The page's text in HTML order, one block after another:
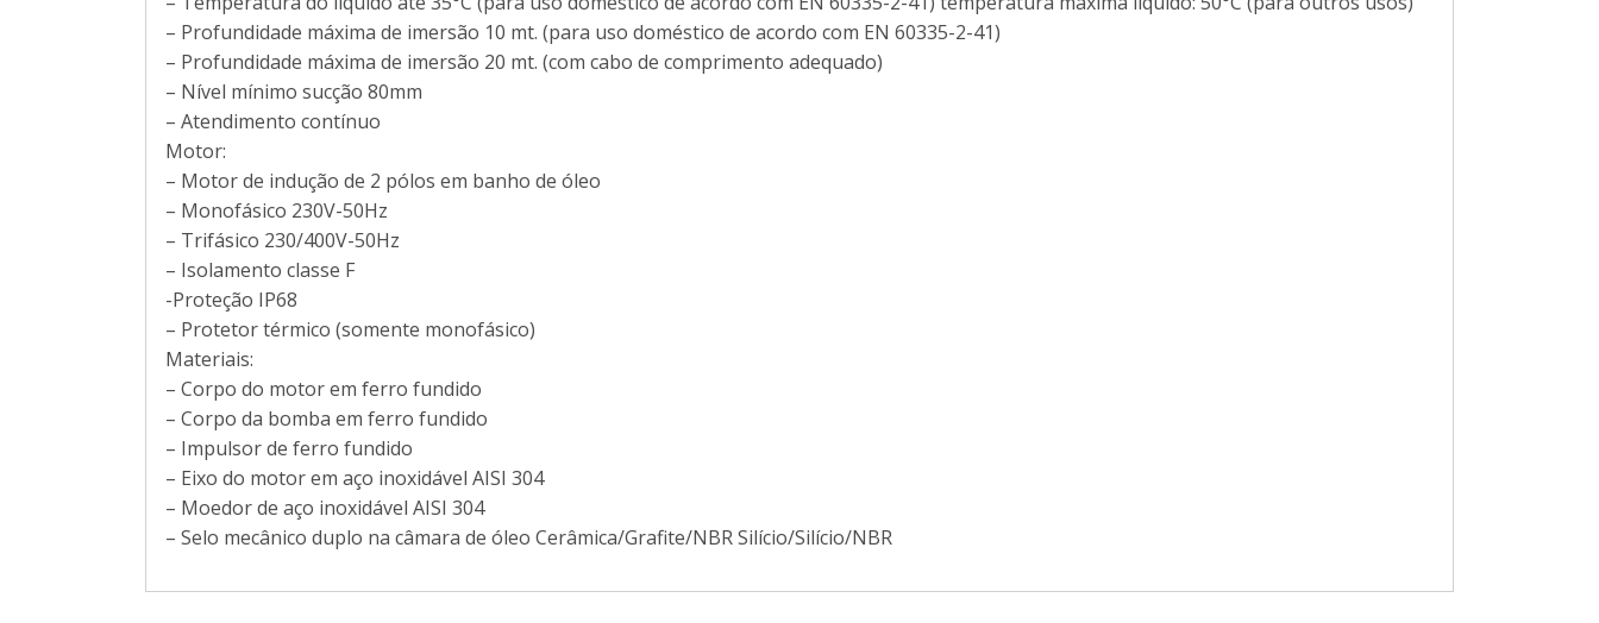
– Profundidade máxima de imersão 10 mt. (para uso doméstico de acordo com EN 60335-2-41)
– Profundidade máxima de imersão 20 mt. (com cabo de comprimento adequado)
– Nível mínimo sucção 80mm
– Atendimento contínuo
Motor:
– Motor de indução de 2 pólos em banho de óleo
– Monofásico 230V-50Hz
– Trifásico 230/400V-50Hz
– Isolamento classe F
-Proteção IP68
– Protetor térmico (somente monofásico)
Materiais:
– Corpo do motor em ferro fundido
– Corpo da bomba em ferro fundido
– Impulsor de ferro fundido
– Eixo do motor em aço inoxidável AISI 304
– Moedor de aço inoxidável AISI 304
– Selo mecânico duplo na câmara de óleo Cerâmica/Grafite/NBR Silício/Silício/NBR